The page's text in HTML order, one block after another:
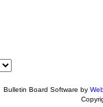
Bulletin Board Software by